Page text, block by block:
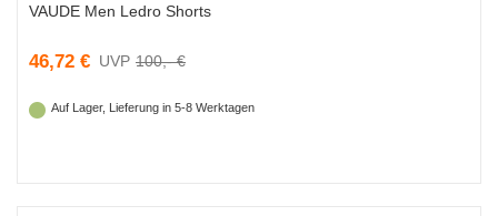
VAUDE Men Ledro Shorts
46,72 € 100,- €
Auf Lager, Lieferung in 5-8 Werktagen